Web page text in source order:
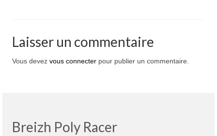
Laisser un commentaire
Vous devez vous connecter pour publier un commentaire.
Breizh Poly Racer